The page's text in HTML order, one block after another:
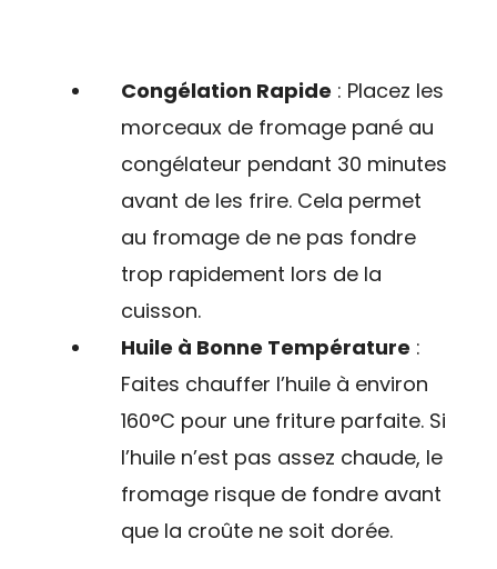
Congélation Rapide : Placez les
morceaux de fromage pané au
congélateur pendant 30 minutes
avant de les frire. Cela permet
au fromage de ne pas fondre
trop rapidement lors de la
cuisson.
Huile à Bonne Température :
Faites chauffer l’huile à environ
160°C pour une friture parfaite. Si
l’huile n’est pas assez chaude, le
fromage risque de fondre avant
que la croûte ne soit dorée.